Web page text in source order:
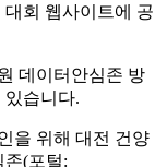
회 웹사이트에 공
데이터안심존 방
있습니다.
을 위해 대전 건양
(포털: